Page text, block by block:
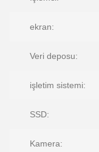
ekran:
Veri deposu:
işletim sistemi:
SSD:
Kamera: